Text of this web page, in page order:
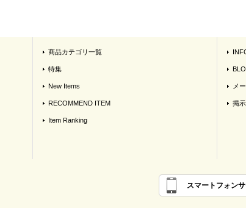
商品カテゴリ一覧
特集
New Items
RECOMMEND ITEM
Item Ranking
メ
掲
スマートフォンサ